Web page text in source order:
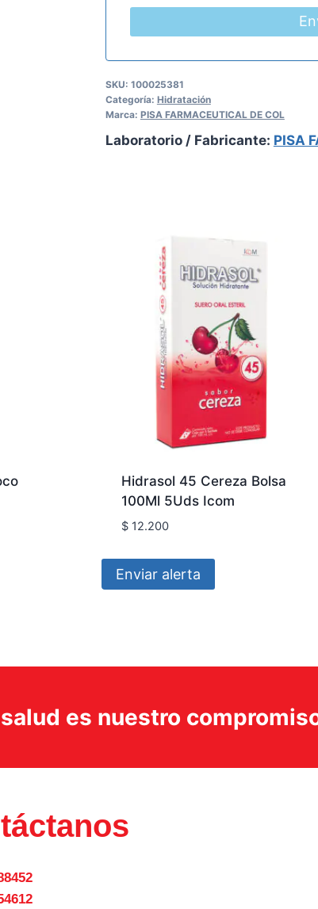
SKU: 100025381
Categoría: Hidratación
Marca: PISA FARMACEUTICAL DE COL
Laboratorio / Fabricante: PISA
Hidrasol 45 Cereza Bolsa
100Ml 5Uds Icom
$12.200
Enviar alerta
es nuestro